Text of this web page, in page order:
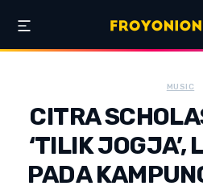
MUSIC
CITRA
‘TILIK JOGJA’,
PADA